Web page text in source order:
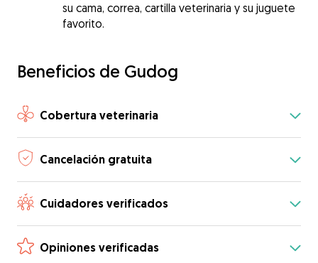
su cama, correa, cartilla veterinaria y su juguete
favorito.
Beneficios de Gudog
Cobertura veterinaria
Cancelación gratuita
Cuidadores verificados
Opiniones verificadas